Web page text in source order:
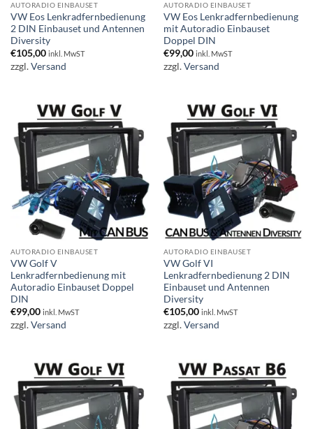
AUTORADIO EINBAUSET
VW Eos Lenkradfernbedienung
2 DIN Einbauset und Antennen
Diversity
€105,00 inkl. MwST
zzgl.Versand
AUTORADIO EINBAUSET
VW Eos Lenkradfernbedienung
mit Autoradio Einbauset
Doppel DIN
€99,00 inkl. MwST
zzgl.Versand
AUTORADIO EINBAUSET
VW Golf V
Lenkradfernbedienung mit
Autoradio Einbauset Doppel
DIN
€99,00 inkl. MwST
zzgl.Versand
AUTORADIO EINBAUSET
VW Golf VI
Lenkradfernbedienung 2 DIN
Einbauset und Antennen
Diversity
€105,00 inkl. MwST
zzgl.Versand